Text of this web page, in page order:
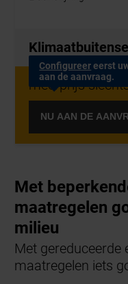
Met
maatregelen
milieu
Met gereduceerde
maatregelen iets